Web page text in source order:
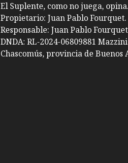
El Suplente, como no juega, opina.
Propietario: Juan Pablo
Responsable: Juan Pablo
DNDA: RL-2024-06809881
Chascomús, provincia de Buenos